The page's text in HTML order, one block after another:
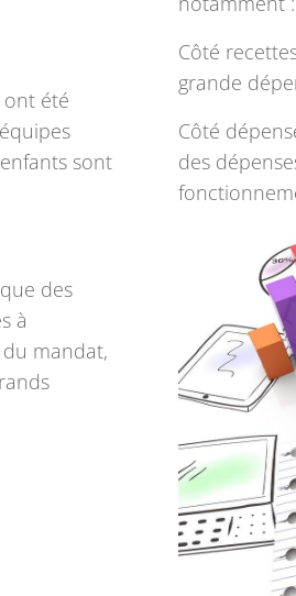
ont été
sont
des
à
mandat,
Côté
grande
Côté
des